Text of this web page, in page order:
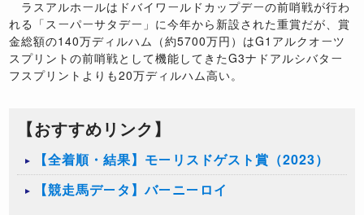
ラスアルホールはドバイワールドカップデーの前哨戦が行わ
れる「スーパーサタデー」に今年から新設された重賞だが、賞
金総額の140万ディルハム（約5700万円）はG1 アルクオーツ
スプリントの前哨戦として機能してきたG3ナドアルシバター
フスプリントよりも20万ディルハム高い。
【おすすめリンク】
【全着順・結果】モーリスドゲスト賞（2023）
【競走馬データ】バーニーロイ